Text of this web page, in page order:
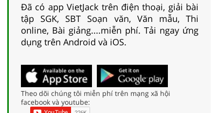
Đã có app VietJack trên điện thoại, giải bài
tập SGK, SBT Soạn văn, Văn mẫu, Thi
online, Bài giảng....miễn phí. Tải ngay ứng
dụng trên Android và iOS.
Theo dõi chúng tôi miễn phí trên mạng xã hội
facebook và youtube: